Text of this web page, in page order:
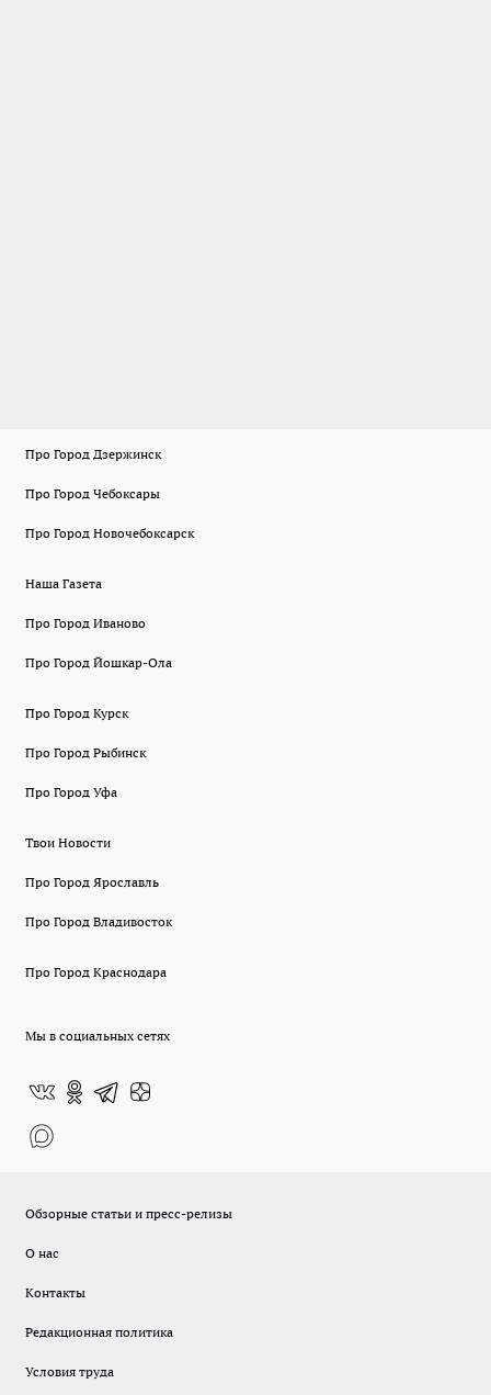
Про Город Дзержинск
Про Город Чебоксары
Про Город Новочебоксарск
Наша Газета
Про Город Иваново
Про Город Йошкар-Ола
Про Город Курск
Про Город Рыбинск
Про Город Уфа
Твои Новости
Про Город Ярославль
Про Город Владивосток
Про Город Краснодара
Мы в социальных сетях
Обзорные статьи и пресс-релизы
О нас
Контакты
Редакционная политика
Условия труда